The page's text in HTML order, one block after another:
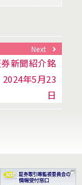
Next
新聞紹介銘
年5月23
日